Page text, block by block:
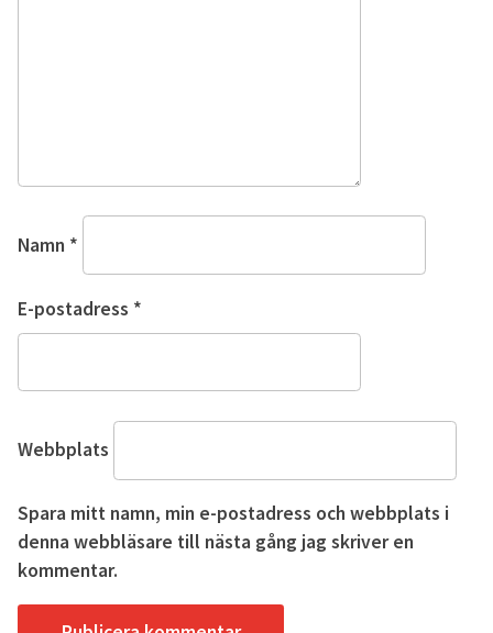
Namn *
E-postadress *
Webbplats
Spara mitt namn, min e-postadress och webbplats i
denna webbläsare till nästa gång jag skriver en
kommentar.